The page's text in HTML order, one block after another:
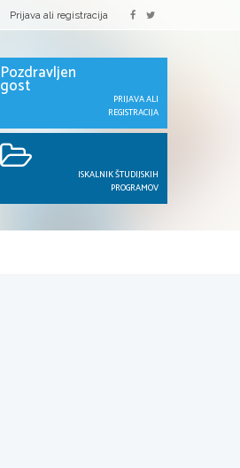
Prijava ali registracija
Pozdravljen
gost
PRIJAVA ALI
REGISTRACIJA
ISKALNIK ŠTUDIJSKIH
PROGRAMOV